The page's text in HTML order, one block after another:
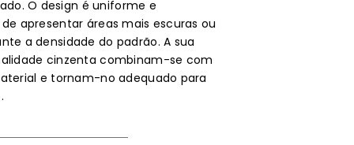
O design é uniforme e
apresentar áreas mais escuras ou
a densidade do padrão. A sua
cinzenta combinam-se com
e tornam-no adequado para